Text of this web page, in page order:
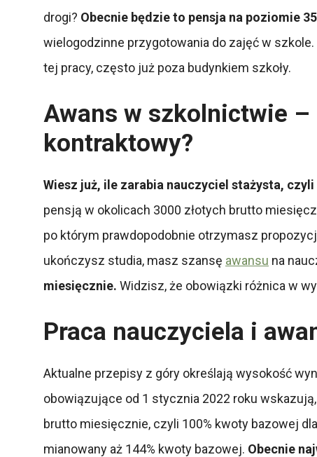
drogi? Obecnie będzie to pensja na poziomie
wielogodzinne przygotowania do zajęć w
tej pracy, często już poza budynkiem szkoły.
Awans w szkolnictwie
kontraktowy?
Wiesz już, ile zarabia nauczyciel stażysta,
pensją w okolicach 3000 złotych brutto
po którym prawdopodobnie otrzymasz
ukończysz studia, masz szansę awansu na
miesięcznie. Widzisz, że obowiązki różnica w
Praca nauczyciela i
Aktualne przepisy z góry określają wysokość
obowiązujące od 1 stycznia 2022 roku
brutto miesięcznie, czyli 100% kwoty bazowej
mianowany aż 144% kwoty bazowej. Obecnie